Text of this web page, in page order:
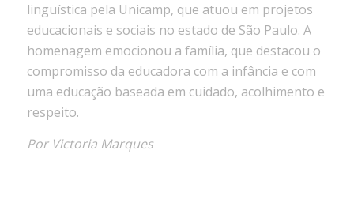
linguística pela Unicamp, que atuou em projetos
educacionais e sociais no estado de São Paulo. A
homenagem emocionou a família, que destacou o
compromisso da educadora com a infância e com
uma educação baseada em cuidado, acolhimento e
respeito.
Por Victoria Marques